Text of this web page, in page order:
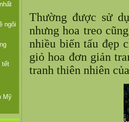
ngôi
tết
Mỹ
Thường được sử
nhưng hoa treo
nhiều biến tấu đẹp
giỏ hoa đơn giản
tranh thiên nhiên